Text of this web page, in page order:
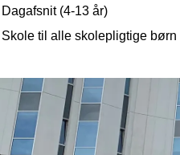
Dagafsnit (4-13 år)
Skole til alle skolepligtige børn